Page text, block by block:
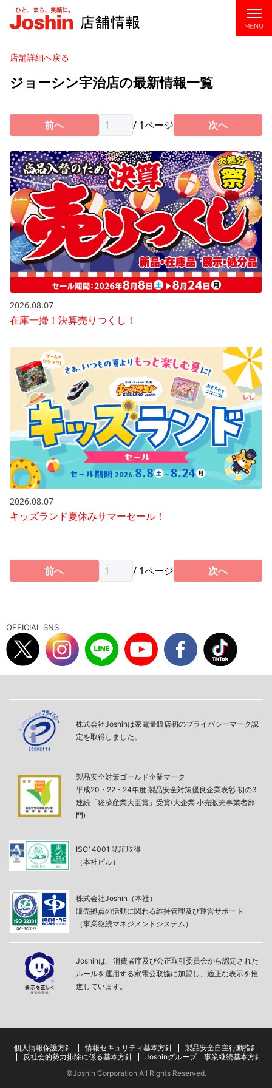
店舗・チラシ検索
ジョーシンアプリ
ジョーシンカード
企業情報 Joshin webショップ お問い合わせ
店舗詳細へ戻る
ジョーシン宇治店の最新情報一覧
前へ / 1ページ 次へ
2026.08.07
在庫一掃！決算売りつくし！
2026.08.07
キッズランド夏休みサマーセール！
前へ / 1ページ 次へ
OFFICIAL SNS
株式会社Joshinは家電量販店初のプライバシーマーク認
定を取得しました。
製品安全対策ゴールド企業マーク
平成20・22・24年度 製品安全対策優良企業表彰 初の3
連続「経済産業大臣賞」受賞(大企業 小売販売事業者部
門)
ISO14001 認証取得
（本社ビル）
株式会社Joshin（本社）
販売拠点の活動に関わる維持管理及び運営サポート
（事業継続マネジメントシステム）
Joshinは、消費者庁及び公正取引委員会から認定された
ルールを運用する家電公取協に加盟し、適正な表示を推
進しています。
個人情報保護方針 情報セキュリティ基本方針
製品安全自主行動指針
反社会的勢力排除に係る基本方針
Joshinグループ 事業継続基本方針
©Joshin Corporation All Rights Reserved.